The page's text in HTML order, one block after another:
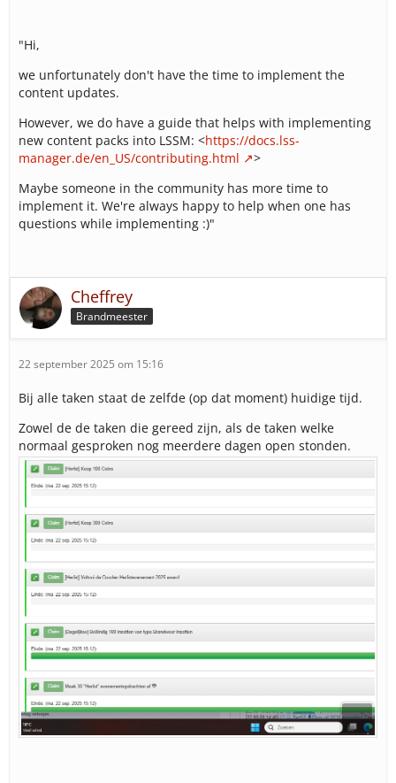
"Hi,
we unfortunately don't have the time to implement the
content updates.
However, we do have a guide that helps with implementing
new content packs into LSSM: <https://docs.lss-
manager.de/en_US/contributing.html
>
Maybe someone in the community has more time to
implement it. We're always happy to help when one has
questions while implementing :)"
Cheffrey
Brandmeester
22 september 2025 om 15:16
Bij alle taken staat de zelfde (op dat moment) huidige tijd.
Zowel de de taken die gereed zijn, als de taken welke
normaal gesproken nog meerdere dagen open stonden.